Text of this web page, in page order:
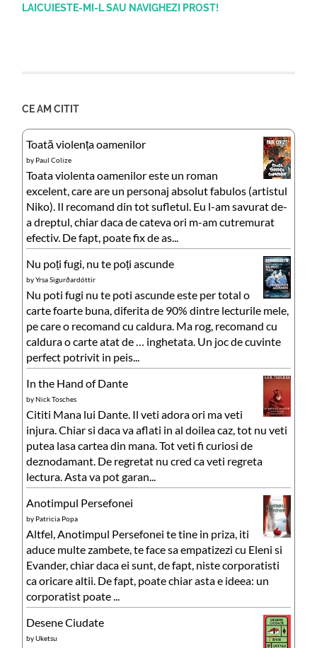
LAICUIESTE-MI-L SAU NAVIGHEZI PROST!
CE AM CITIT
Toată violența oamenilor
by Paul Colize
Toata violenta oamenilor este un roman
excelent, care are un personaj absolut fabulos (artistul
Niko). Il recomand din tot sufletul. Eu l-am savurat de-
a dreptul, chiar daca de cateva ori m-am cutremurat
efectiv. De fapt, poate fix de as...
Nu poți fugi, nu te poți ascunde
byYrsa Sigurðardóttir
Nu poti fugi nu te poti ascunde este per total o
carte foarte buna, diferita de 90% dintre lecturile mele,
pe care o recomand cu caldura. Ma rog, recomand cu
caldura o carte atat de … inghetata. Un joc de cuvinte
perfect potrivit in peis...
In the Hand of Dante
byNick Tosches
Cititi Mana lui Dante. Il veti adora ori ma veti
injura. Chiar si daca va aflati in al doilea caz, tot nu veti
putea lasa cartea din mana. Tot veti fi curiosi de
deznodamant. De regretat nu cred ca veti regreta
lectura. Asta va pot garan...
Anotimpul Persefonei
by Patricia Popa
Altfel, Anotimpul Persefonei te tine in priza, iti
aduce multe zambete, te face sa empatizezi cu Eleni si
Evander, chiar daca ei sunt, de fapt, niste corporatisti
ca oricare altii. De fapt, poate chiar asta e ideea: un
corporatist poate ...
Desene Ciudate
byUketsu